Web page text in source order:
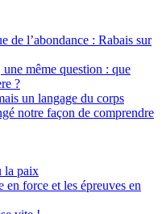
de l’abondance : Rabais sur
même question : que
?
un langage du corps
notre façon de comprendre
la paix
force et les épreuves en